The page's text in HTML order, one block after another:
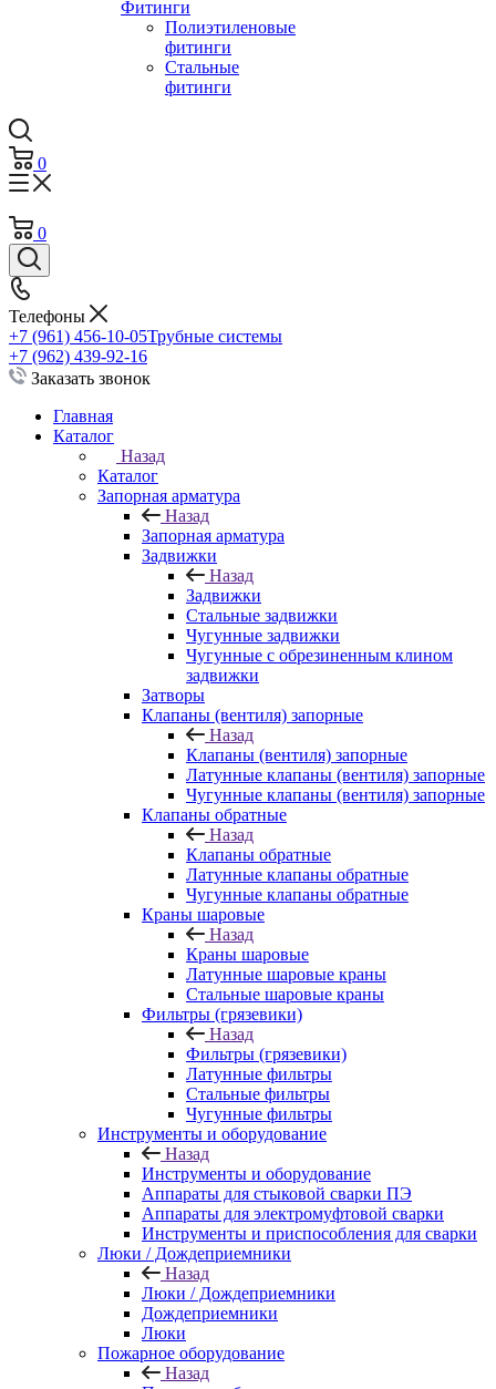
Фитинги
Полиэтиленовые
фитинги
Стальные
фитинги
0
0
Телефоны
+7 (961) 456-10-05Трубные системы
+7 (962) 439-92-16
Заказать звонок
Главная
Каталог
Назад
Каталог
Запорная арматура
Назад
Запорная арматура
Задвижки
Назад
Задвижки
Стальные задвижки
Чугунные задвижки
Чугунные с обрезиненным клином
задвижки
Затворы
Клапаны (вентиля) запорные
Назад
Клапаны (вентиля) запорные
Латунные клапаны (вентиля) запорные
Чугунные клапаны (вентиля) запорные
Клапаны обратные
Назад
Клапаны обратные
Латунные клапаны обратные
Чугунные клапаны обратные
Краны шаровые
Назад
Краны шаровые
Латунные шаровые краны
Стальные шаровые краны
Фильтры (грязевики)
Назад
Фильтры (грязевики)
Латунные фильтры
Стальные фильтры
Чугунные фильтры
Инструменты и оборудование
Назад
Инструменты и оборудование
Аппараты для стыковой сварки ПЭ
Аппараты для электромуфтовой сварки
Инструменты и приспособления для сварки
Люки / Дождеприемники
Назад
Люки / Дождеприемники
Дождеприемники
Люки
Пожарное оборудование
Назад